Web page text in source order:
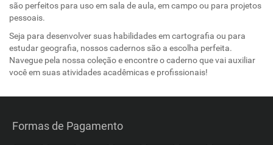
são perfeitos para uso em sala de aula, em campo ou para projetos
pessoais.
Seja para desenvolver suas habilidades em cartografia ou para
estudar geografia, nossos cadernos são a escolha perfeita.
Navegue pela nossa coleção e encontre o caderno que vai auxiliar
você em suas atividades acadêmicas e profissionais!
Formas de Pagamento